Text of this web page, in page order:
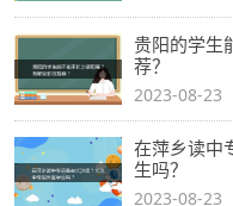
贵阳的学生
荐？
2023-08-23
在萍乡读中
生吗？
2023-08-23